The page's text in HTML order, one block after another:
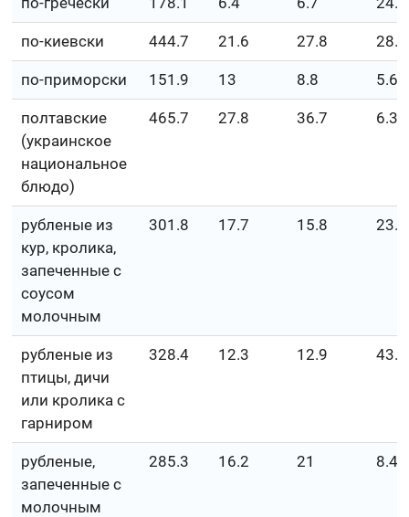
по-киевски 444.7 21.6 27.8 28.8
по-приморски 151.9 13 8.8 5.6
полтавские
(украинское
национальное
блюдо)
465.7 27.8 36.7 6.3
рубленые из
кур, кролика,
запеченные с
соусом
молочным
301.8 17.7 15.8 23.7
рубленые из
птицы, дичи
или кролика с
гарниром
328.4 12.3 12.9 43.6
рубленые,
запеченные с
молочным
285.3 16.2 21 8.4